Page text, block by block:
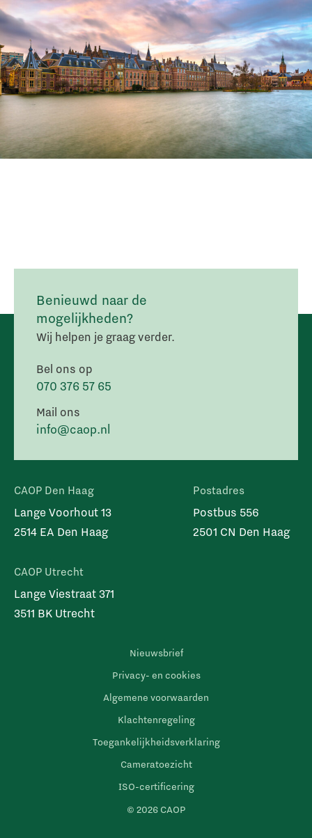
Benieuwd naar de
mogelijkheden?
Wij helpen je graag verder.
Bel ons op
070 376 57 65
Mail ons
info@caop.nl
CAOP Den Haag
Lange Voorhout 13
2514 EA Den Haag
CAOP Utrecht
Lange Viestraat 371
3511 BK Utrecht
Postadres
Postbus 556
2501 CN Den Haag
© 2026 CAOP
Nieuwsbrief
Privacy- en cookies
Algemene voorwaarden
Klachtenregeling
Toegankelijkheidsverklaring
Cameratoezicht
ISO-certificering